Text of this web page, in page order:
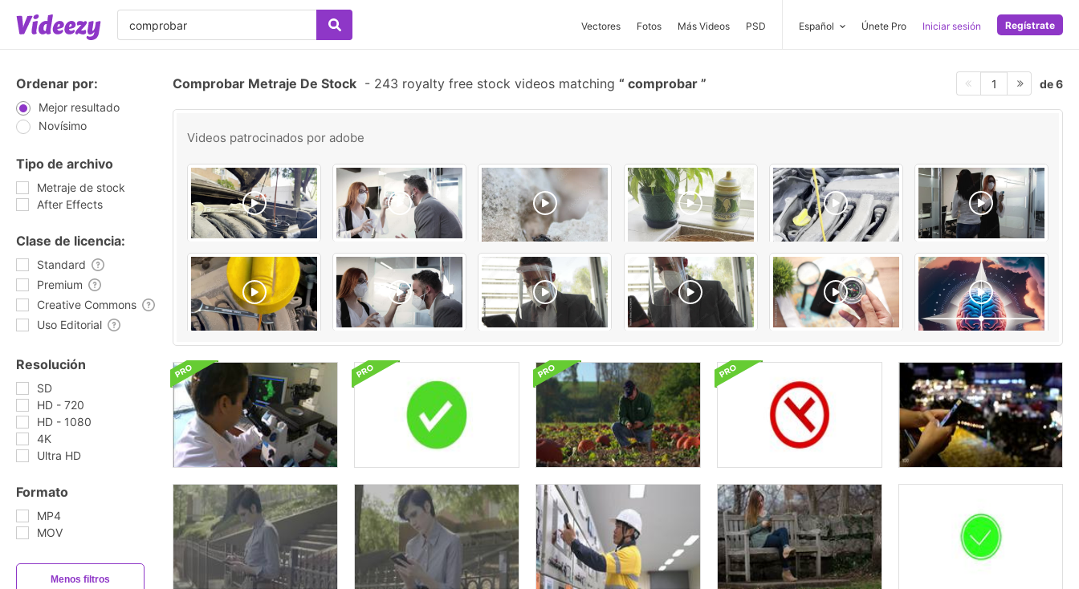
Vectores Fotos Más Videos PSD Español Únete Pro Iniciar sesión Regístrate
Ordenar por:
Mejor resultado
Novísimo
Tipo de archivo
Metraje de stock
After Effects
Clase de licencia:
Standard
Premium
Creative Commons
Uso Editorial
Resolución
SD
HD - 720
HD - 1080
4K
Ultra HD
Formato
MP4
MOV
Menos filtros
Comprobar Metraje De Stock - 243 royalty free stock videos matching comprobar 1 de 6
Videos patrocinados por adobe